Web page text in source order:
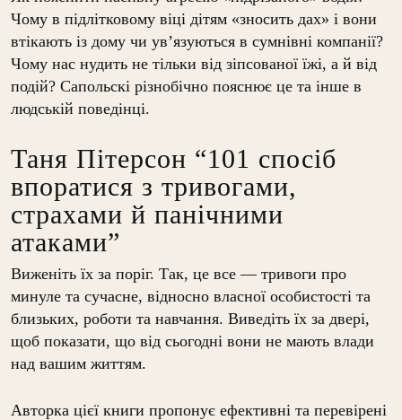
Чому в підлітковому віці дітям «зносить дах» і вони
втікають із дому чи ув’язуються в сумнівні компанії?
Чому нас нудить не тільки від зіпсованої їжі, а й від
подій? Сапольскі різнобічно пояснює це та інше в
людській поведінці.
Таня Пітерсон “101 спосіб
впоратися з тривогами,
страхами й панічними
атаками”
Виженіть їх за поріг. Так, це все — тривоги про
минуле та сучасне, відносно власної особистості та
близьких, роботи та навчання. Виведіть їх за двері,
щоб показати, що від сьогодні вони не мають влади
над вашим життям.
Авторка цієї книги пропонує ефективні та перевірені